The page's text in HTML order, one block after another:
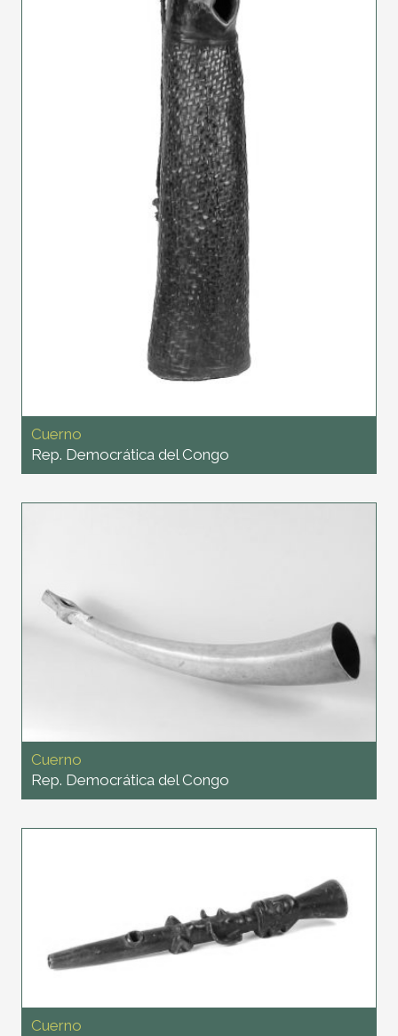
Cuerno
Rep. Democrática del Congo
Cuerno
Rep. Democrática del Congo
Cuerno